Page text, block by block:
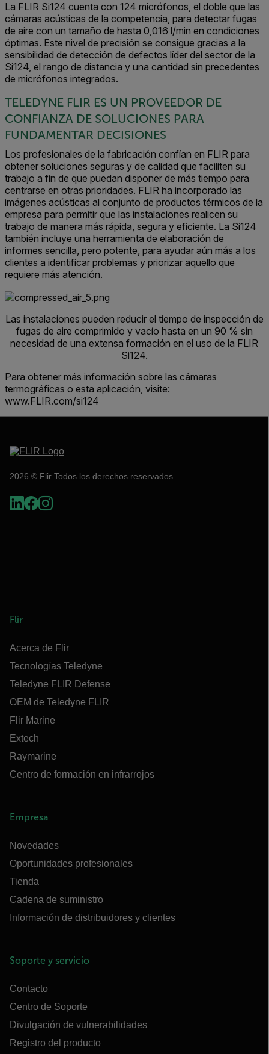
La FLIR Si124 cuenta con 124 micrófonos, el doble que las
cámaras acústicas de la competencia, para detectar fugas
de aire con un tamaño de hasta 0,016 l/min en condiciones
óptimas. Este nivel de precisión se consigue gracias a la
sensibilidad de detección de defectos líder del sector de la
Si124, el rango de distancia y una cantidad sin precedentes
de micrófonos integrados.
TELEDYNE FLIR ES UN PROVEEDOR DE
CONFIANZA DE SOLUCIONES PARA
FUNDAMENTAR DECISIONES
Los profesionales de la fabricación confían en FLIR para
obtener soluciones seguras y de calidad que faciliten su
trabajo a fin de que puedan disponer de más tiempo para
centrarse en otras prioridades. FLIR ha incorporado las
imágenes acústicas al conjunto de productos térmicos de la
empresa para permitir que las instalaciones realicen su
trabajo de manera más rápida, segura y eficiente. La Si124
también incluye una herramienta de elaboración de
informes sencilla, pero potente, para ayudar aún más a los
clientes a identificar problemas y priorizar aquello que
requiere más atención.
Las instalaciones pueden reducir el tiempo de inspección de
fugas de aire comprimido y vacío hasta en un 90 % sin
necesidad de una extensa formación en el uso de la FLIR
Si124.
Para obtener más información sobre las cámaras
termográficas o esta aplicación, visite:
www.FLIR.com/si124
2026 © Flir Todos los derechos reservados.
Flir
Acerca de Flir
Tecnologías Teledyne
Teledyne FLIR Defense
OEM de Teledyne FLIR
Flir Marine
Extech
Raymarine
Centro de formación en infrarrojos
Empresa
Novedades
Oportunidades profesionales
Tienda
Cadena de suministro
Información de distribuidores y clientes
Soporte y servicio
Contacto
Centro de Soporte
Divulgación de vulnerabilidades
Registro del producto